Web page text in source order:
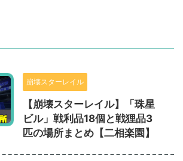
崩壊スターレイル
【崩壊スターレイル】「珠星
ビル」戦利品18個と戦狸品3
匹の場所まとめ【二相楽園】